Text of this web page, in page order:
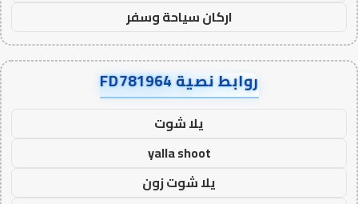
اركان سياحة وسفر
روابط نصية FD781964
يلا شوت
yalla shoot
يلا شوت زون